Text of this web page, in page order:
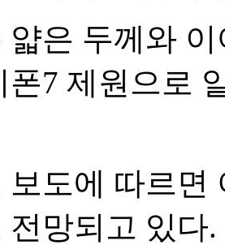
얇은 두께와
폰7 제원으로
보도에 따르면
전망되고 있다.